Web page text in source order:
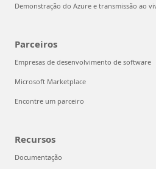
Demonstração do Azure e transmissão ao
Parceiros
Empresas de desenvolvimento de software
Microsoft Marketplace
Encontre um parceiro
Recursos
Documentação